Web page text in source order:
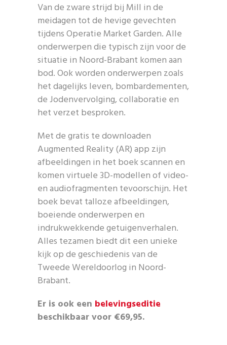
Van de zware strijd bij Mill in de
meidagen tot de hevige gevechten
tijdens Operatie Market Garden. Alle
onderwerpen die typisch zijn voor de
situatie in Noord-Brabant komen aan
bod. Ook worden onderwerpen zoals
het dagelijks leven, bombardementen,
de Jodenvervolging, collaboratie en
het verzet besproken.
Met de gratis te downloaden
Augmented Reality (AR) app zijn
afbeeldingen in het boek scannen en
komen virtuele 3D-modellen of video-
en audiofragmenten tevoorschijn. Het
boek bevat talloze afbeeldingen,
boeiende onderwerpen en
indrukwekkende getuigenverhalen.
Alles tezamen biedt dit een unieke
kijk op de geschiedenis van de
Tweede Wereldoorlog in Noord-
Brabant.
Er is ook een belevingseditie
beschikbaar voor €69,95.